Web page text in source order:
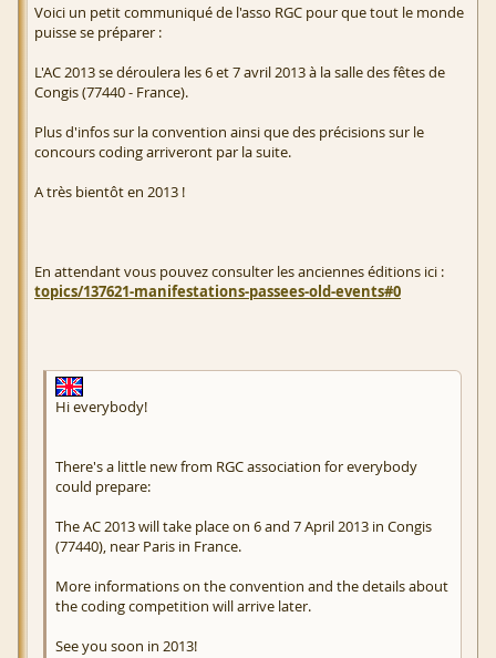
Voici un petit communiqué de l'asso RGC pour que tout le monde
puisse se préparer :
L'AC 2013 se déroulera les 6 et 7 avril 2013 à la salle des fêtes de
Congis (77440 - France).
Plus d'infos sur la convention ainsi que des précisions sur le
concours coding arriveront par la suite.
A très bientôt en 2013 !
En attendant vous pouvez consulter les anciennes éditions ici :
topics/137621-manifestations-passees-old-events#0
Hi everybody!
There's a little new from RGC association for everybody
could prepare:
The AC 2013 will take place on 6 and 7 April 2013 in Congis
(77440), near Paris in France.
More informations on the convention and the details about
the coding competition will arrive later.
See you soon in 2013!